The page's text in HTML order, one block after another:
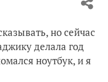
но сейчас
делала год
ноутбук, и я